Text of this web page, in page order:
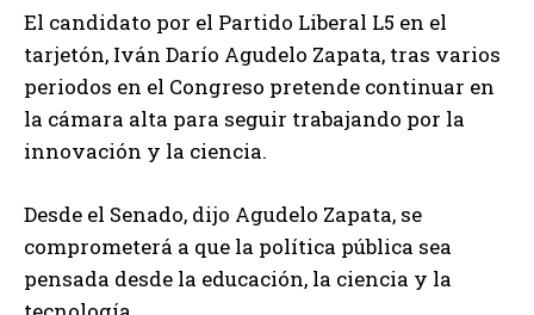
El candidato por el Partido Liberal L5 en el
tarjetón, Iván Darío Agudelo Zapata, tras varios
periodos en el Congreso pretende continuar en
la cámara alta para seguir trabajando por la
innovación y la ciencia.
Desde el Senado, dijo Agudelo Zapata, se
comprometerá a que la política pública sea
pensada desde la educación, la ciencia y la